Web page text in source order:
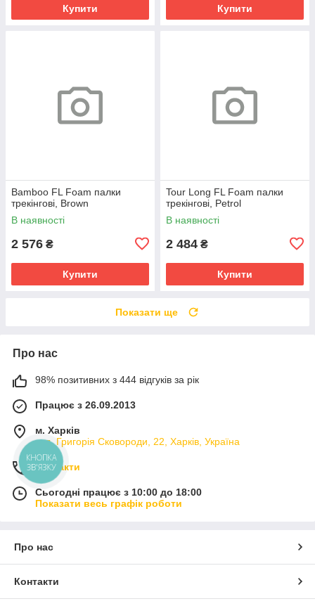
Купити Купити
Bamboo FL Foam палки
трекінгові, Brown
В наявності
2 576 ₴
Купити
Tour Long FL Foam палки
трекінгові, Petrol
В наявності
2 484 ₴
Купити
Показати ще
Про нас
98% позитивних з 444 відгуків за рік
Працює з 26.09.2013
м. Харків
вул. Григорія Сковороди, 22, Харків, Україна
Контакти
Сьогодні працює з 10:00 до 18:00
Показати весь графік роботи
Про нас
Контакти
КНОПКА
ЗВ'ЯЗКУ